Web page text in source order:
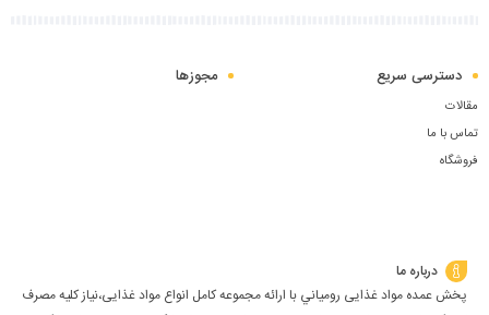
دسترسی سریع
مقالات
تماس با ما
فروشگاه
مجوزها
درباره ما
پخش عمده مواد غذایی رومياني با ارائه مجموعه كامل انواع مواد غذایی،نياز كليه مصرف